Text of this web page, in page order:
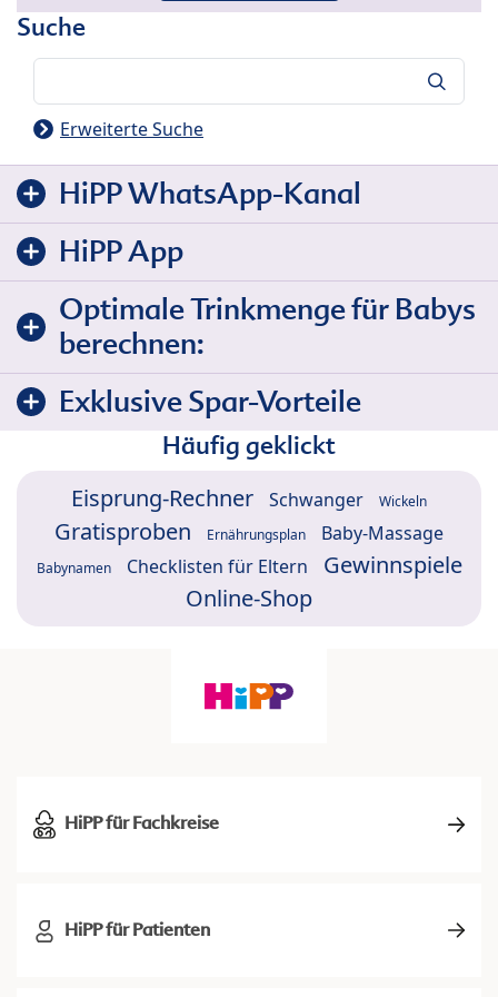
Suche
Erweiterte Suche
HiPP WhatsApp-Kanal
HiPP App
Optimale Trinkmenge für Babys
berechnen:
Exklusive Spar-Vorteile
Häufig geklickt
Eisprung-Rechner Schwanger Wickeln
Gratisproben Ernährungsplan Baby-Massage
Babynamen Checklisten für Eltern
Gewinnspiele
Online-Shop
HiPP für Fachkreise
HiPP für Patienten